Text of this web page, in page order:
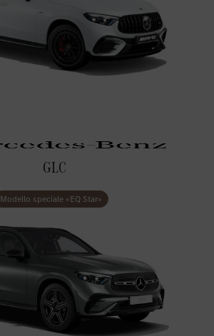
GLC
Modello speciale «EQ Star»